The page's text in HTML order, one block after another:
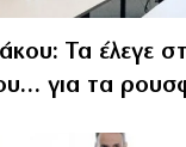
Τα έλεγε
για τα